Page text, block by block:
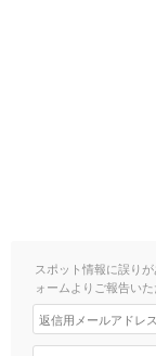
スポット情報に誤り
ォームよりご報告いた